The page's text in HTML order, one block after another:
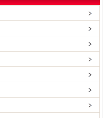
l
v
a
t